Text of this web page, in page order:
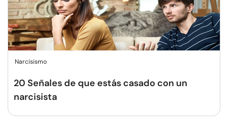
Narcisismo
20 Señales de que estás casado con un
narcisista